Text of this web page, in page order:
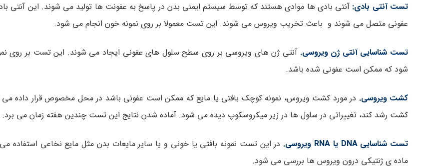
تست آنتی بادی: آنتی بادی ها موادی هستند که توسط سیستم ایمنی بدن در پاسخ به عفونت ها تولید می شوند. این آنتی
عفونی متصل می شوند و باعث تخریب ویروس می شوند. این تست معمولا بر روی نمونه خون انجام می شود.
تست شناسایی آنتی ژن ویروسی. آنتی ژن های ویروسی بر روی سطح سلول های عفونی ایجاد می شوند. این تست بر روی
شود که ممکن است عفونی شده باشد.
کشت ویروسی. در مورد کشت ویروس، نمونه کوچک بافتی یا مایع که ممکن است عفونی باشد در محل مخصوص قرار داده
کشت رشد کند، تغییراتی در سلول ها در زیر میکروسکوپ دیده می شود. آماده شدن نتایج این تست چندین هفته زمان می برد.
تست شناسایی DNA یا RNA ویروسی.
در این تست نمونه بافتی یا خونی و یا سایر مایعات بدن مثل مایع نخاعی استفاده
ماده ی ژنتیکی درون ویروس ها بررسی می شود.